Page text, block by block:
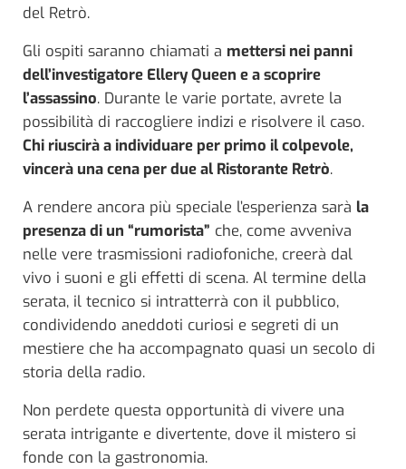
del Retrò.
Gli ospiti saranno chiamati a mettersi nei panni
dell’investigatore Ellery Queen e a scoprire
l’assassino. Durante le varie portate, avrete la
possibilità di raccogliere indizi e risolvere il caso.
Chi riuscirà a individuare per primo il colpevole,
vincerà una cena per due al Ristorante Retrò.
A rendere ancora più speciale l’esperienza sarà la
presenza di un “rumorista” che, come avveniva
nelle vere trasmissioni radiofoniche, creerà dal
vivo i suoni e gli effetti di scena. Al termine della
serata, il tecnico si intratterrà con il pubblico,
condividendo aneddoti curiosi e segreti di un
mestiere che ha accompagnato quasi un secolo di
storia della radio.
Non perdete questa opportunità di vivere una
serata intrigante e divertente, dove il mistero si
fonde con la gastronomia.